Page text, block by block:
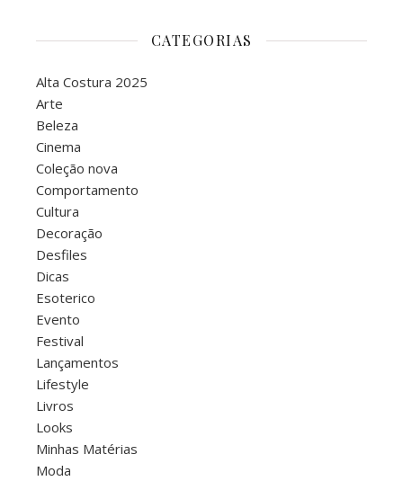
CATEGORIAS
Alta Costura 2025
Arte
Beleza
Cinema
Coleção nova
Comportamento
Cultura
Decoração
Desfiles
Dicas
Esoterico
Evento
Festival
Lançamentos
Lifestyle
Livros
Looks
Minhas Matérias
Moda